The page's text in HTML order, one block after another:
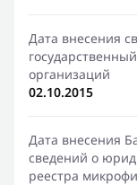
Дата внесения
организаций
02.10.2015
Дата внесения
сведений о
реестра